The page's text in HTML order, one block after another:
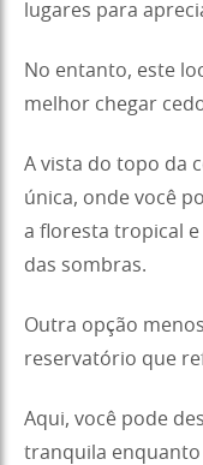
lugares para
No entanto, este
melhor chegar
A vista do topo da
única, onde você
a floresta tropical
das sombras.
Outra opção
reservatório que
Aqui, você pode
tranquila enquanto